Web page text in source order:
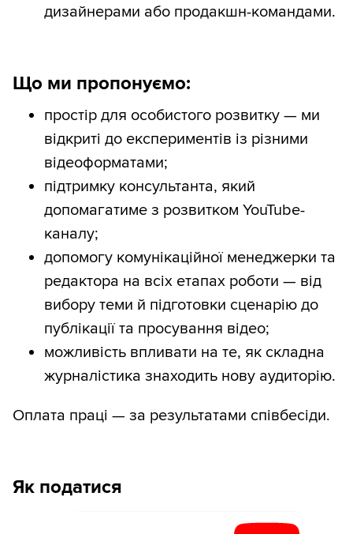
дизайнерами або продакшн-командами.
Що ми пропонуємо:
простір для особистого розвитку — ми
відкриті до експериментів із різними
відеоформатами;
підтримку консультанта, який
допомагатиме з розвитком YouTube-
каналу;
допомогу комунікаційної менеджерки та
редактора на всіх етапах роботи — від
вибору теми й підготовки сценарію до
публікації та просування відео;
можливість впливати на те, як складна
журналістика знаходить нову аудиторію.
Оплата праці — за результатами співбесіди.
Як податися